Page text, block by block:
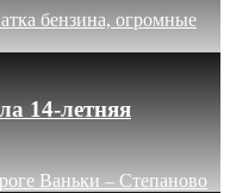
бензина, огромные
14-летняя
Ваньки – Степаново